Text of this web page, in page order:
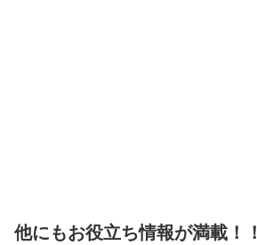
他にもお役立ち情報が満載！！